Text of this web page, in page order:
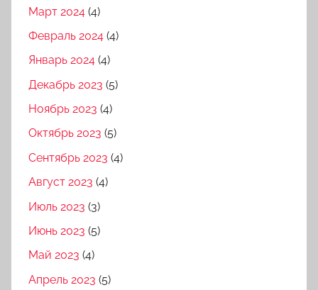
Март 2024 (4)
Февраль 2024 (4)
Январь 2024 (4)
Декабрь 2023 (5)
Ноябрь 2023 (4)
Октябрь 2023 (5)
Сентябрь 2023 (4)
Август 2023 (4)
Июль 2023 (3)
Июнь 2023 (5)
Май 2023 (4)
Апрель 2023 (5)